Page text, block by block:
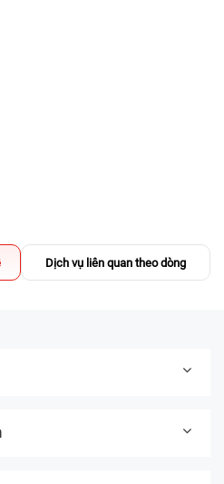
dễ bị lỏng, cong hoặc nứt, dẫn đến
gây nên uốn cong hoặc hư hại ở cổ
thay pin iPhone UY TÍN TPHCM -
Viện Điện Thoại, Laptop 24h
Dịch vụ liên quan theo dòng